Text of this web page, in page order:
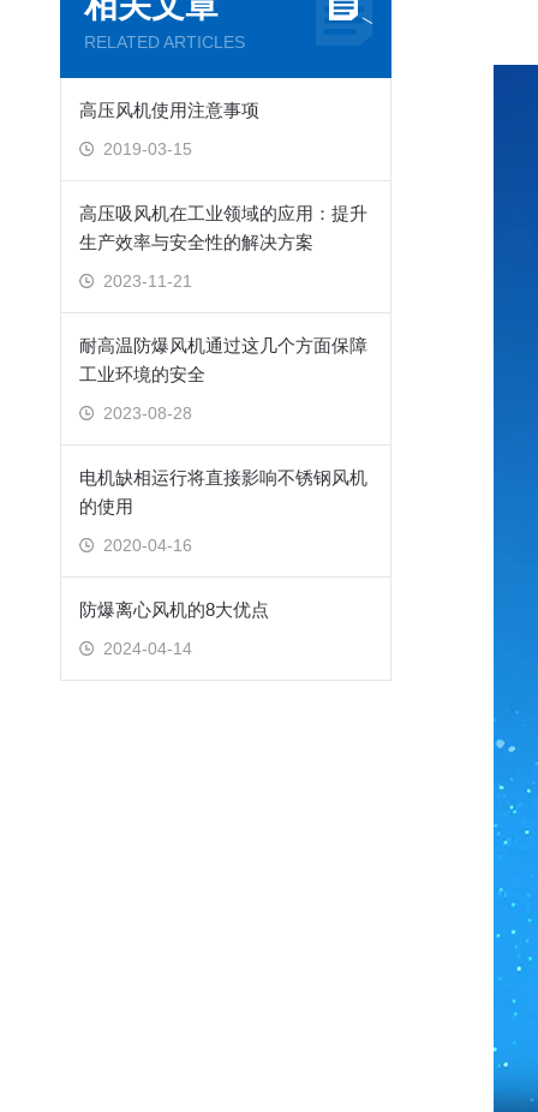
RELATED ARTICLES
高压风机使用注意事项
2019-03-15
高压吸风机在工业领域的应用：提升
生产效率与安全性的解决方案
2023-11-21
耐高温防爆风机通过这几个方面保障
工业环境的安全
2023-08-28
电机缺相运行将直接影响不锈钢风机
的使用
2020-04-16
防爆离心风机的8大优点
2024-04-14